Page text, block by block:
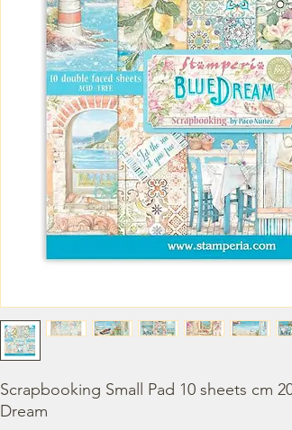
Scrapbooking Small Pad 10 sheets cm
Dream